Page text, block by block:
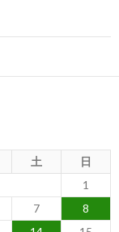
土
日
1
7
8